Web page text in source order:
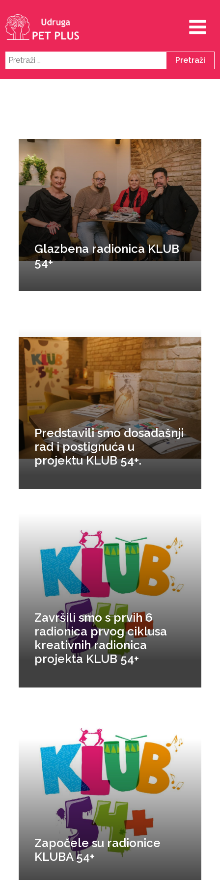
Pretraži:
Glazbena radionica KLUB
54+
Predstavili smo dosadašnji
rad i postignuća u
projektu KLUB 54+.
Završili smo s prvih 6
radionica prvog ciklusa
kreativnih radionica
projekta KLUB 54+
Započele su radionice
KLUBA 54+